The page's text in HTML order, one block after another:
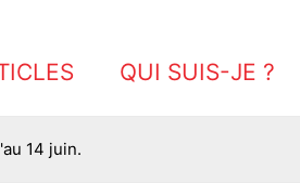
QUI SUIS-JE ?
14 juin.